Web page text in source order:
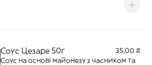
Соус Цезаре 50г
35,00 ₴
Соус на основі майонезу з часником та